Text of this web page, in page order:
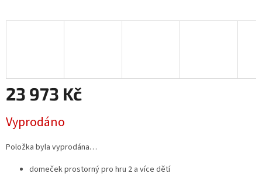
23 973 Kč
cena:
Vyprodáno
Položka byla vyprodána…
domeček prostorný pro hru 2 a více dětí